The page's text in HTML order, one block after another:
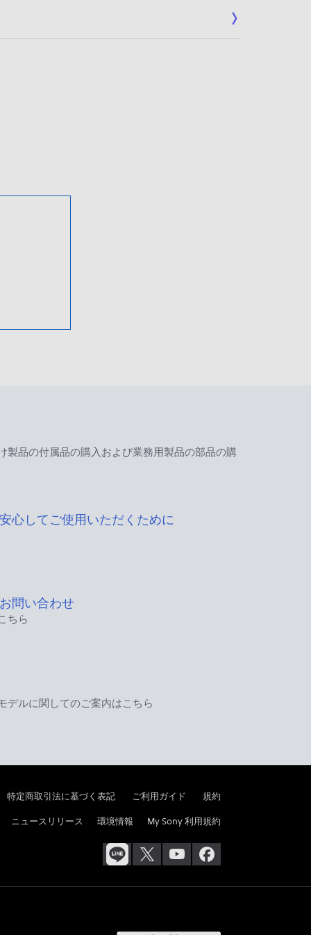
製品の付属品の購入および業務用製品の部品の購
心してご使用いただくために
問い合わせ
ちら
デルに関してのご案内はこちら
特定商取引法に基づく表記 ご利用ガイド 規約
ニュースリリース 環境情報 My Sony 利用規約